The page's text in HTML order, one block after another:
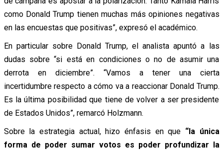
como Donald Trump tienen muchas más opiniones negativas
en las encuestas que positivas”, expresó el académico.
En particular sobre Donald Trump, el analista apuntó a las
dudas sobre “si está en condiciones o no de asumir una
derrota en diciembre”. “Vamos a tener una cierta
incertidumbre respecto a cómo va a reaccionar Donald Trump.
Es la última posibilidad que tiene de volver a ser presidente
de Estados Unidos”, remarcó Holzmann.
Sobre la estrategia actual, hizo énfasis en que “la única
forma de poder sumar votos es poder profundizar la